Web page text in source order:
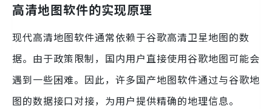
高清地图软件的实现原理
现代高清地图软件通常依赖于谷歌高清卫星地图的数
据。由于政策限制，国内用户直接使用谷歌地图可能会
遇到一些困难。因此，许多国产地图软件通过与谷歌地
图的数据接口对接，为用户提供精确的地理信息。